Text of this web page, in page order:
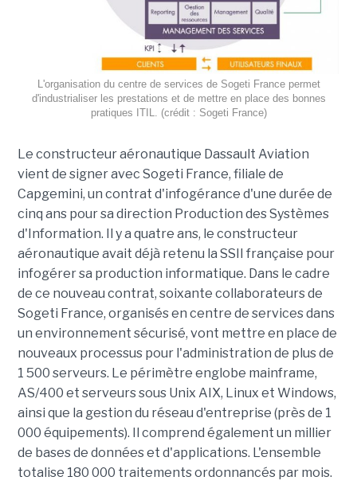
L'organisation du centre de services de Sogeti France permet
d'industrialiser les prestations et de mettre en place des bonnes
pratiques ITIL. (crédit : Sogeti France)
Le constructeur aéronautique Dassault Aviation
vient de signer avec Sogeti France, filiale de
Capgemini, un contrat d'infogérance d'une durée de
cinq ans pour sa direction Production des Systèmes
d'Information. Il y a quatre ans, le constructeur
aéronautique avait déjà retenu la SSII française pour
infogérer sa production informatique. Dans le cadre
de ce nouveau contrat, soixante collaborateurs de
Sogeti France, organisés en centre de services dans
un environnement sécurisé, vont mettre en place de
nouveaux processus pour l'administration de plus de
1 500 serveurs. Le périmètre englobe mainframe,
AS/400 et serveurs sous Unix AIX, Linux et Windows,
ainsi que la gestion du réseau d'entreprise (près de 1
000 équipements). Il comprend également un millier
de bases de données et d'applications. L'ensemble
totalise 180 000 traitements ordonnancés par mois.